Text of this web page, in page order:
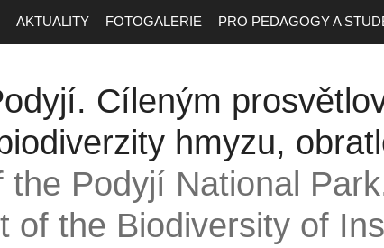
AKTUALITY FOTOGALERIE PRO PEDAGOGY A
Cíleným
hmyzu,
the Podyjí National
of the Biodiversity of